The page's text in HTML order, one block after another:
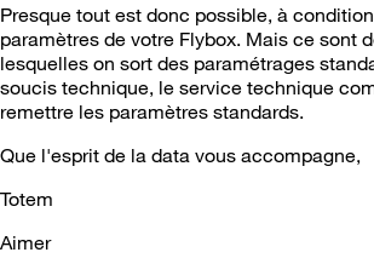
Presque tout est donc possible, à
paramètres de votre Flybox. Mais ce sont
lesquelles on sort des paramétrages
soucis technique, le service technique
remettre les paramètres standards.
Que l'esprit de la data vous accompagne,
Totem
Aimer